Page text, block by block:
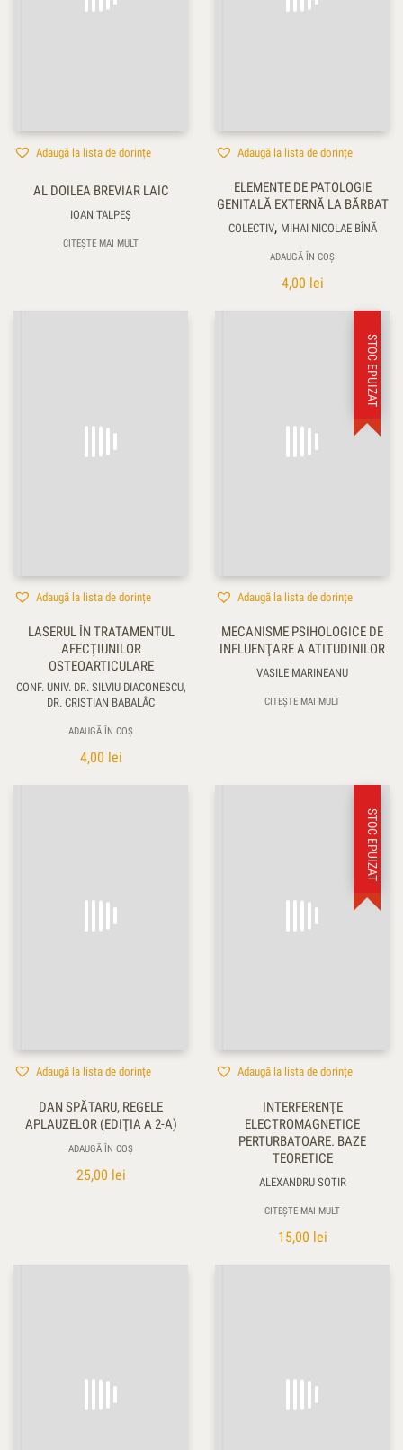
Adaugă la lista de dorințe
AL DOILEA BREVIAR LAIC
IOAN TALPEŞ
CITEȘTE MAI MULT
Adaugă la lista de dorințe
ELEMENTE DE PATOLOGIE
GENITALĂ EXTERNĂ LA BĂRBAT
COLECTIV, MIHAI NICOLAE BÎNĂ
ADAUGĂ ÎN COȘ
4,00 lei
Adaugă la lista de dorințe
LASERUL ÎN TRATAMENTUL
AFECŢIUNILOR
OSTEOARTICULARE
CONF. UNIV. DR. SILVIU DIACONESCU,
DR. CRISTIAN BABALÂC
ADAUGĂ ÎN COȘ
4,00 lei
STOC EPUIZAT
Adaugă la lista de dorințe
MECANISME PSIHOLOGICE DE
INFLUENŢARE A ATITUDINILOR
VASILE MARINEANU
CITEȘTE MAI MULT
Adaugă la lista de dorințe
DAN SPĂTARU, REGELE
APLAUZELOR (EDIŢIA A 2-A)
ADAUGĂ ÎN COȘ
25,00 lei
STOC EPUIZAT
Adaugă la lista de dorințe
INTERFERENŢE
ELECTROMAGNETICE
PERTURBATOARE. BAZE
TEORETICE
ALEXANDRU SOTIR
CITEȘTE MAI MULT
15,00 lei